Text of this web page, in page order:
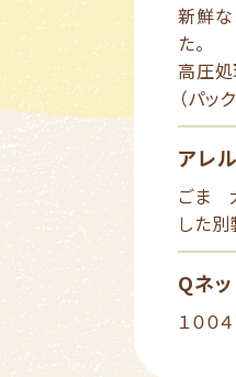
新鮮な
た。
高圧処
（パ
アレ
ごま
した別
Qネ
１００